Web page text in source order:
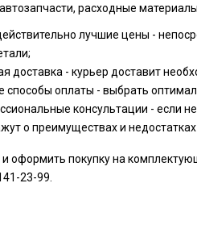
расходные
лучшие цены -
доставка - курьер доставит
способы оплаты - выбрать
консультации - если
о преимуществах и
оформить покупку на
23-99.